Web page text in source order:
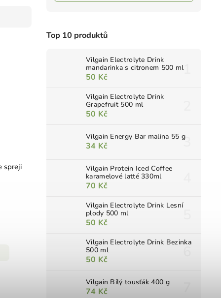
Top 10 produktů
Vilgain Electrolyte Drink
mandarinka s citronem 500 ml
50 Kč
Vilgain Electrolyte Drink
Grapefruit 500 ml
50 Kč
Vilgain Energy Bar malina 55 g
34 Kč
Vilgain Protein Iced Coffee
karamelové latté 330ml
70 Kč
Vilgain Electrolyte Drink Lesní
plody 500 ml
50 Kč
Vilgain Electrolyte Drink Bezinka
500 ml
50 Kč
Vilgain Bílý tousťák 400 g
74 Kč
spreji